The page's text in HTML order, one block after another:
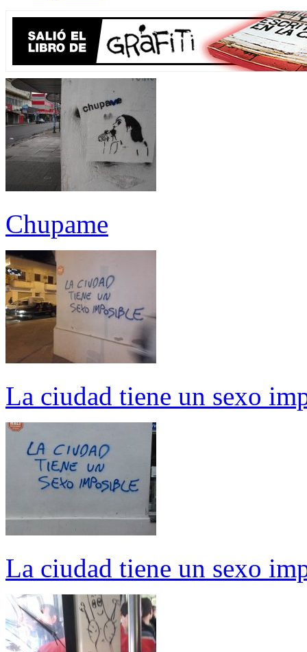
Chupame
La ciudad tiene un sexo
La ciudad tiene un sexo